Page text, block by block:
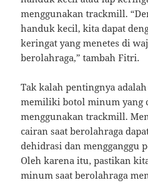
menggunakan trackmill.
handuk kecil, kita dapat
keringat yang menetes di
berolahraga,” tambah Fitri.
Tak kalah pentingnya
memiliki botol minum yang
menggunakan trackmill.
cairan saat berolahraga
dehidrasi dan mengganggu
Oleh karena itu, pastikan
minum saat berolahraga